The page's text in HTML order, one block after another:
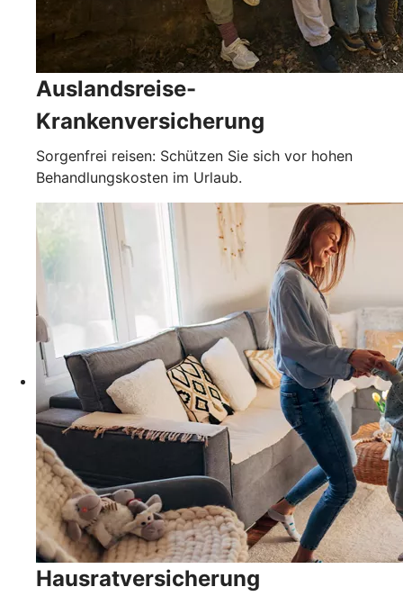
Auslandsreise-
Krankenversicherung
Sorgenfrei reisen: Schützen Sie sich vor hohen
Behandlungskosten im Urlaub.
Hausratversicherung